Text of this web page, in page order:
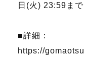
日(火) 23:59まで
■詳細：
https://